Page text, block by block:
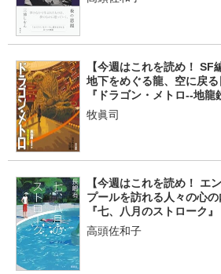
【今週はこれを読め！ SF
地下をめぐる龍、空に戻
『ドラゴン・メトロ--地龍
牧眞司
【今週はこれを読め！ エ
プールを訪れる人々の心
『七、八月のストローク』
高頭佐和子